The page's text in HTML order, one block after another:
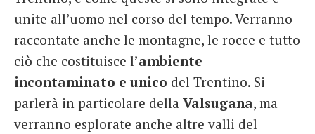
unite all’uomo nel corso del tempo. Verranno
raccontate anche le montagne, le rocce e tutto
ciò che costituisce l’ambiente
incontaminato e unico del Trentino. Si
parlerà in particolare della Valsugana, ma
verranno esplorate anche altre valli del